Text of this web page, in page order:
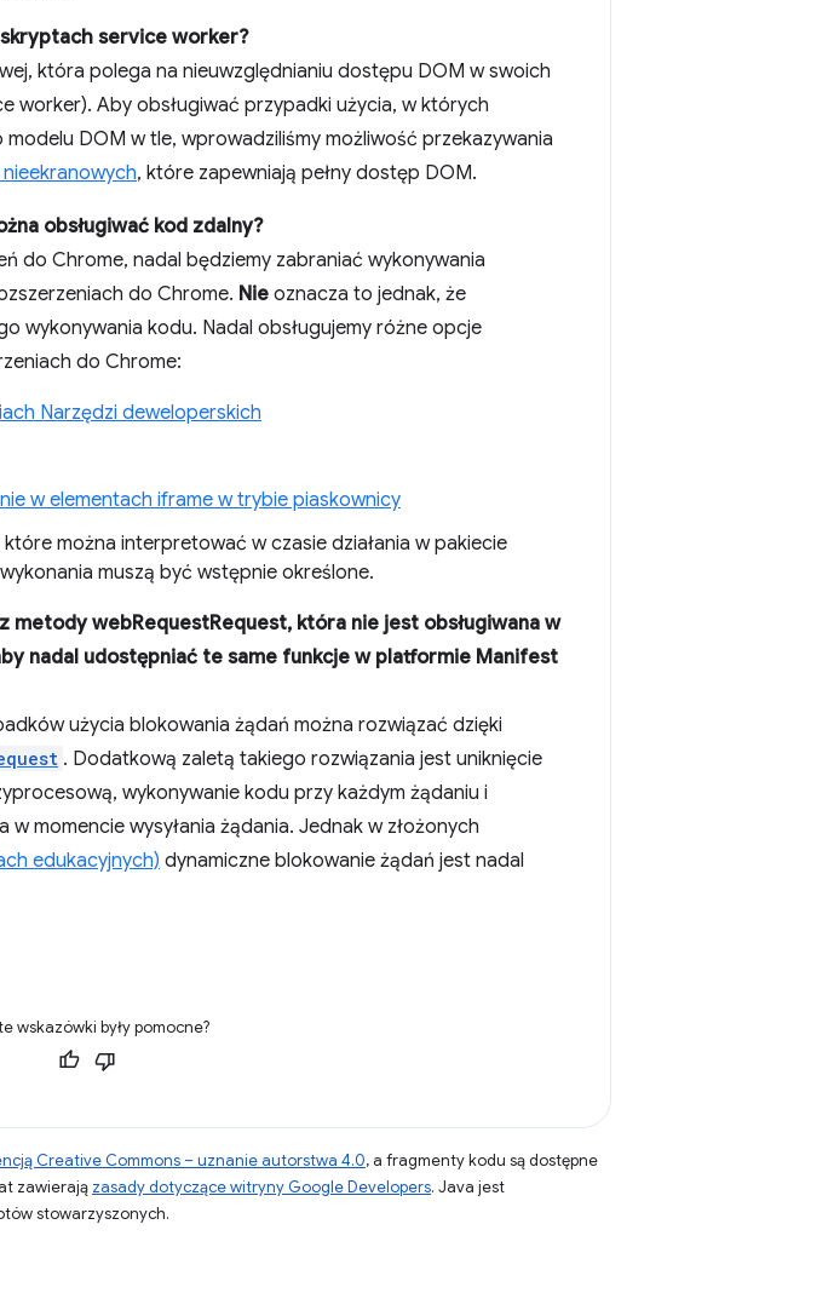
service worker?
która polega na nieuwzględnianiu dostępu DOM w swoich
worker). Aby obsługiwać przypadki użycia, w których
DOM w tle, wprowadziliśmy możliwość przekazywania
, które zapewniają pełny dostęp DOM.
obsługiwać kod zdalny?
do Chrome, nadal będziemy zabraniać wykonywania
do Chrome. Nie oznacza to jednak, że
wykonywania kodu. Nadal obsługujemy różne opcje
do Chrome:
Narzędzi deweloperskich
w elementach iframe w trybie piaskownicy
można interpretować w czasie działania w pakiecie
muszą być wstępnie określone.
metody webRequestRequest, która nie jest obsługiwana w
nadal udostępniać te same funkcje w platformie Manifest
użycia blokowania żądań można rozwiązać dzięki
. Dodatkową zaletą takiego rozwiązania jest uniknięcie
wykonywanie kodu przy każdym żądaniu i
momencie wysyłania żądania. Jednak w złożonych
edukacyjnych) dynamiczne blokowanie żądań jest nadal
wskazówki były pomocne?
Creative Commons – uznanie autorstwa 4.0, a fragmenty kodu są dostępne
zawierają zasady dotyczące witryny Google Developers. Java jest
stowarzyszonych.